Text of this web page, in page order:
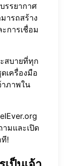
รรยากาศ
ารถสร้าง
การเชื่อม
สบายที่ทุก
เครื่องมือ
ภาพใน
มและเปิด
!